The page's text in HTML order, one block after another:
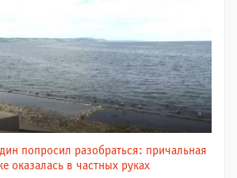
попросил разобраться: причальная
оказалась в частных руках